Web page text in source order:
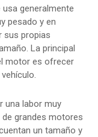
generalmente
pesado y en
sus propias
La principal
motor es ofrecer
una labor muy
grandes motores
un tamaño y